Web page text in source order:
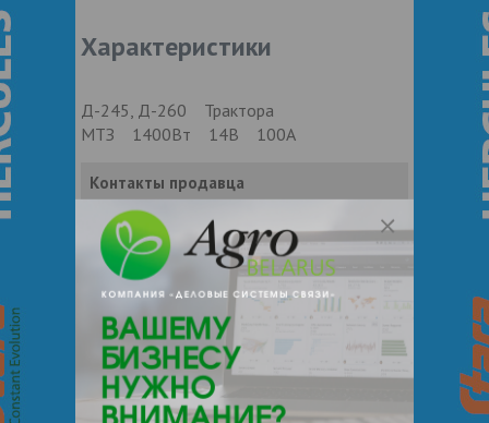
Характеристики
Д-245, Д-260 Трактора
МТЗ 1400Вт 14В 100А
Контакты продавца
Оставьте электронный заказ с помощью
кнопки "Заказать" и мы подберем для
Вас подходящую компанию